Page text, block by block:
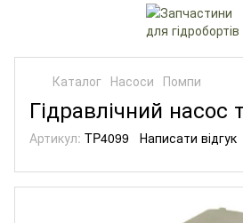
Каталог Насоси Помпи
Гідравлічний насос
Артикул: TP4099 Написати відгук